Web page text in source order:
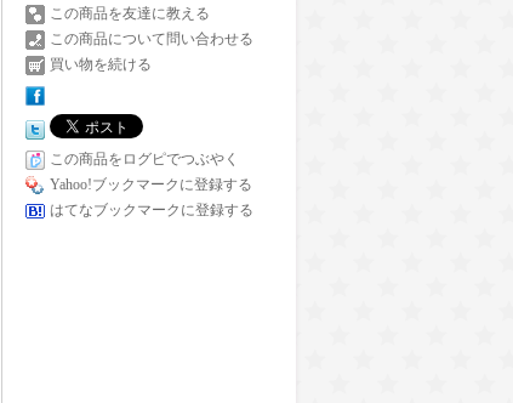
この商品を友達に教える
この商品について問い合わせる
買い物を続ける
この商品をログピでつぶやく
Yahoo!ブックマークに登録する
はてなブックマークに登録する